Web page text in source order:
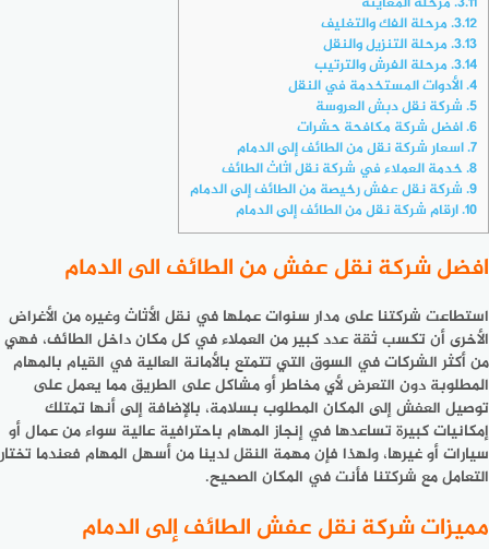
3.12. مرحلة الفك والتغليف
3.13. مرحلة التنزيل والنقل
3.14. مرحلة الفرش والترتيب
4. الأدوات المستخدمة في النقل
5. شركة نقل دبش العروسة
6. افضل شركة مكافحة حشرات
7. اسعار شركة نقل من الطائف إلى الدمام
8. خدمة العملاء في شركة نقل اثاث الطائف
9. شركة نقل عفش رخيصة من الطائف إلى الدمام
10. ارقام شركة نقل من الطائف إلى الدمام
افضل شركة نقل عفش من الطائف الى الدمام
استطاعت شركتنا على مدار سنوات عملها في نقل الأثاث وغيره من الأغراض
الأخرى أن تكسب ثقة عدد كبير من العملاء في كل مكان داخل الطائف، فهي
من أكثر الشركات في السوق التي تتمتع بالأمانة العالية في القيام بالمهام
المطلوبة دون التعرض لأي مخاطر أو مشاكل على الطريق مما يعمل على
توصيل العفش إلى المكان المطلوب بسلامة، بالإضافة إلى أنها تمتلك
إمكانيات كبيرة تساعدها في إنجاز المهام باحترافية عالية سواء من عمال أو
سيارات أو غيرها، ولهذا فإن مهمة النقل لدينا من أسهل المهام فعندما تختار
التعامل مع شركتنا فأنت في المكان الصحيح.
مميزات شركة نقل عفش الطائف إلى الدمام